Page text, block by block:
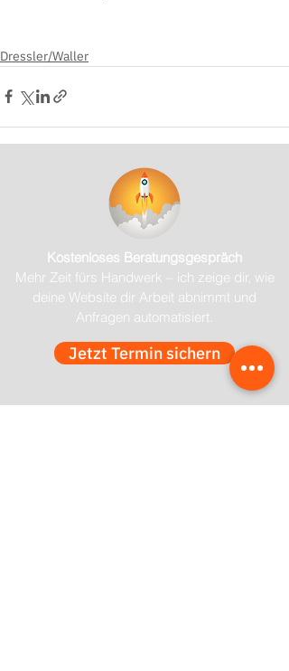
Dressler/Waller
Kostenloses Beratungsgespräch
Mehr Zeit fürs Handwerk – ich zeige dir, wie
deine Website dir Arbeit abnimmt und
Anfragen automatisiert.
Jetzt Termin sichern